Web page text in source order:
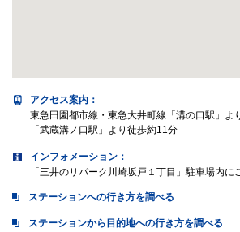
アクセス案内 ：
東急田園都市線・東急大井町線「溝の口駅」よ
「武蔵溝ノ口駅」より徒歩約11分
インフォメーション：
「三井のリパーク川崎坂戸１丁目」駐車場内に
ステーションへの行き方を調べる
ステーションから目的地への行き方を調べる